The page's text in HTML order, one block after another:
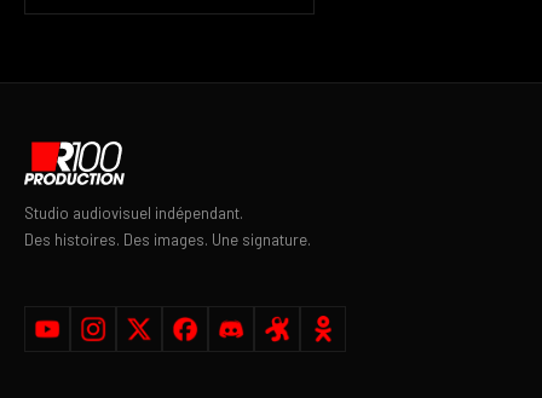
Studio audiovisuel indépendant.
Des histoires. Des images. Une signature.